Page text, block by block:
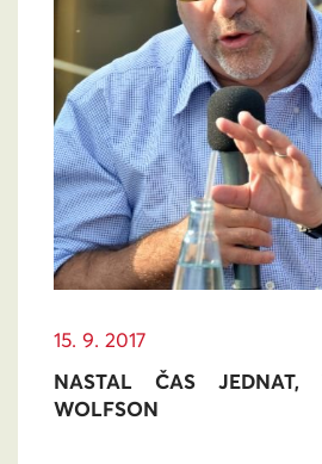
15. 9. 2017
NASTAL ČAS JEDNAT,
WOLFSON